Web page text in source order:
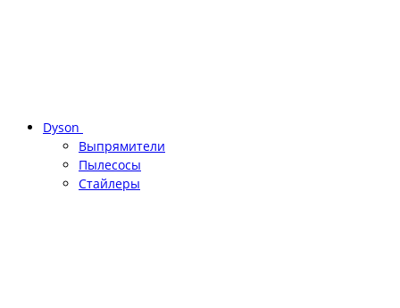
Dyson
Выпрямители
Пылесосы
Стайлеры